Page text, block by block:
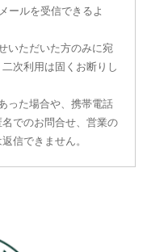
ールを受信できるよ
いただいた方のみに宛
次利用は固くお断りし
った場合や、携帯電話
でのお問合せ、営業の
信できません。